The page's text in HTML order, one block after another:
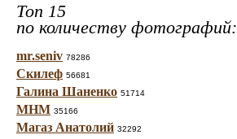
Топ 15
по количеству фотографий:
mr.seniv 78286
Скилеф 56681
Галина Шаненко 51714
МНМ 35166
Магаз Анатолий 32292